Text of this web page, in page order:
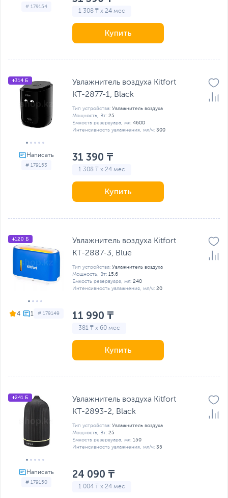
# 179154
1 308 ₸ x 24 мес
Купить
# 179153
+314 Б
Увлажнитель воздуха Kitfort
КТ-2877-1, Black
Тип устройства: Увлажнитель воздуха
Мощность, Вт: 25
Емкость резервуара, мл: 4600
Интенсивность увлажнения, мл/ч: 300
31 390 ₸
1 308 ₸ x 24 мес
Купить
4 # 179149
+120 Б
Увлажнитель воздуха Kitfort
КТ-2887-3, Blue
Тип устройства: Увлажнитель воздуха
Мощность, Вт: 15.6
Емкость резервуара, мл: 240
Интенсивность увлажнения, мл/ч: 20
11 990 ₸
381 ₸ x 60 мес
Купить
# 179150
+241 Б
Увлажнитель воздуха Kitfort
КТ-2893-2, Black
Тип устройства: Увлажнитель воздуха
Мощность, Вт: 25
Емкость резервуара, мл: 150
Интенсивность увлажнения, мл/ч: 35
24 090 ₸
1 004 ₸ x 24 мес